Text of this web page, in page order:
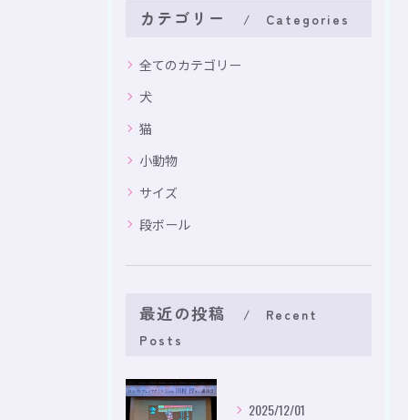
カテゴリー Categories
全てのカテゴリー
犬
猫
小動物
サイズ
段ボール
最近の投稿
Recent
Posts
2025/12/01